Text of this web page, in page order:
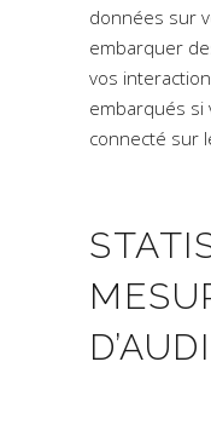
données sur
embarquer
vos
embarqués si
connecté sur